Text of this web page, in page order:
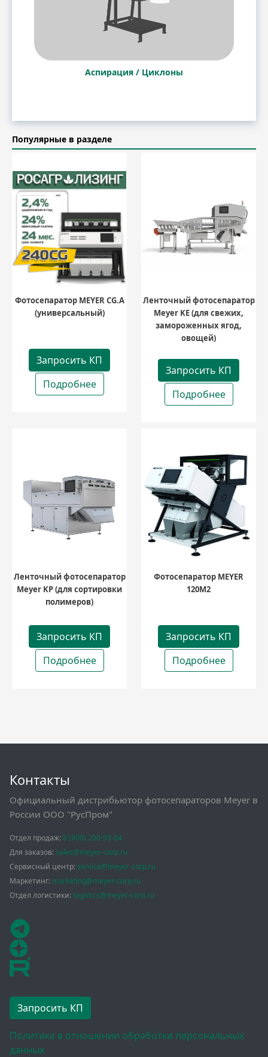
Аспирация / Циклоны
Популярные в разделе
Фотосепаратор MEYER CG.A
(универсальный)
Запросить КП
Подробнее
Ленточный фотосепаратор
Meyer KE (для свежих,
замороженных ягод,
овощей)
Запросить КП
Подробнее
Ленточный фотосепаратор
Meyer KP (для сортировки
полимеров)
Запросить КП
Подробнее
Фотосепаратор MEYER
120M2
Запросить КП
Подробнее
Контакты
Официальный дистрибьютор фотосепараторов Meyer в
России ООО "РусПром"
Отдел продаж: 8 (800) 200-93-04
Для заказов: sales@meyer-corp.ru
Сервисный центр: service@meyer-corp.ru
Маркетинг: marketing@meyer-corp.ru
Отдел логистики: logistics@meyer-corp.ru
Запросить КП
Политика в отношении обработки персональных
данных